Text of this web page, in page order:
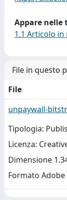
Appare nelle
1.1 Articolo in
File in questo
File
unpaywall-
Tipologia:
Licenza:
Dimensione
Formato Adobe